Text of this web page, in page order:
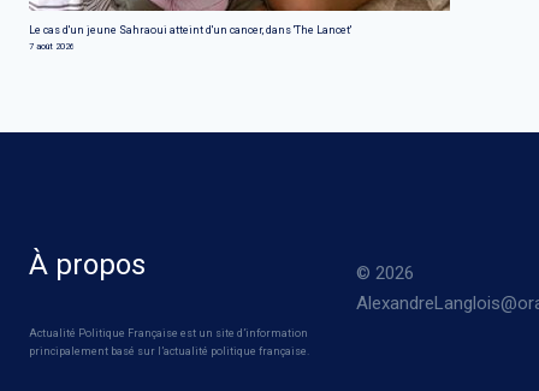
Le cas d'un jeune Sahraoui atteint d'un cancer, dans 'The Lancet'
7 août 2026
À propos
Actualité Politique Française est un site d’information
principalement basé sur l’actualité politique française.
© 2026